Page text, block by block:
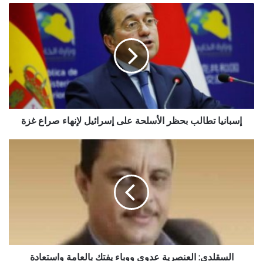
الأسلحة
إسرائيل
لإنهاء
غزة
إسبانيا تطالب بحظر الأسلحة على إسرائيل لإنهاء صراع غزة
لا
السقلدي: العنصرية عدوى ووباء يفتك بالعامة واستعادة